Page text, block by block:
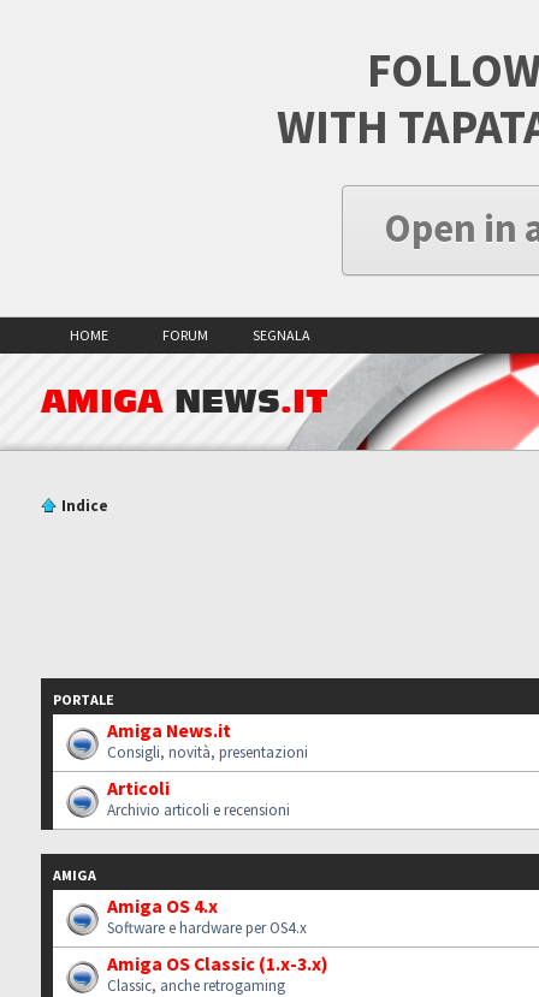
WITH
Open in
HOME FORUM SEGNALA
AMIGA NEWS.IT
Indice
PORTALE
Amiga News.it
Consigli, novità, presentazioni
Articoli
Archivio articoli e recensioni
AMIGA
Amiga OS 4.x
Software e hardware per OS4.x
Amiga OS Classic (1.x-3.x)
Classic, anche retrogaming